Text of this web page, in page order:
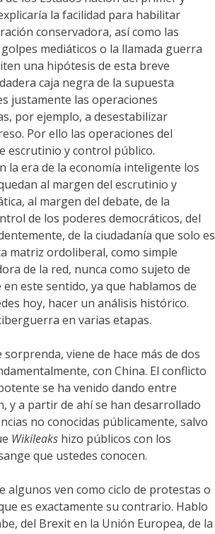
la facilidad para habilitar
conservadora, así como las
mediáticos o la llamada guerra
una hipótesis de esta breve
caja negra de la supuesta
justamente las operaciones
por ejemplo, a desestabilizar
Por ello las operaciones del
escrutinio y control público.
la era de la economía inteligente los
al margen del escrutinio y
al margen del debate, de la
de los poderes democráticos, del
de la ciudadanía que solo es
matriz ordoliberal, como simple
de la red, nunca como sujeto de
en este sentido, ya que hablamos de
hoy, hacer un análisis histórico.
en varias etapas.
viene de hace más de dos
con China. El conflicto
se ha venido dando entre
y a partir de ahí se han desarrollado
no conocidas públicamente, salvo
Wikileaks hizo públicos con los
que ustedes conocen.
algunos ven como ciclo de protestas o
es exactamente su contrario. Hablo
del Brexit en la Unión Europea, de la